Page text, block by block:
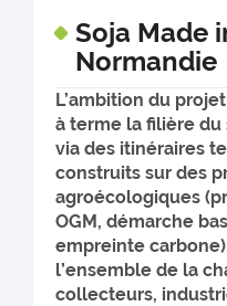
Soja Made
Normandie
L’ambition du
à terme la filière du
via des itinéraires
construits sur des
agroécologiques
OGM, démarche
empreinte
l’ensemble de la
collecteurs,